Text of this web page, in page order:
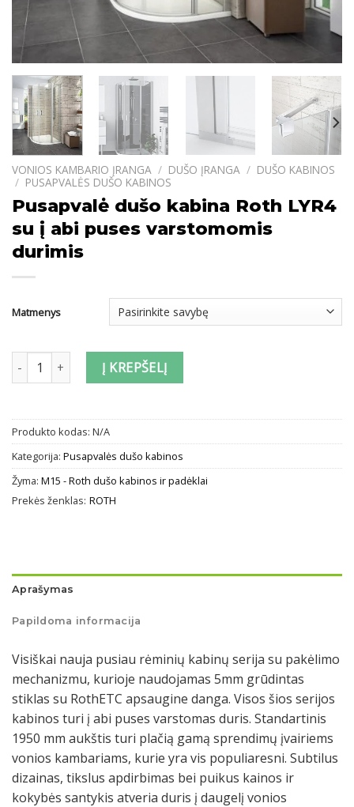
VONIOS KAMBARIO ĮRANGA / DUŠO ĮRANGA / DUŠO KABINOS
/ PUSAPVALĖS DUŠO KABINOS
Pusapvalė dušo kabina Roth LYR4
su į abi puses varstomomis
durimis
Matmenys
produkto kiekis: Pusapvalė dušo kabina Roth LYR4 su į abi
Į KREPŠELĮ
Produkto kodas: N/A
Kategorija: Pusapvalės dušo kabinos
Žyma: M15 - Roth dušo kabinos ir padėklai
Prekės ženklas: ROTH
Aprašymas
Papildoma informacija
Visiškai nauja pusiau rėminių kabinų serija su pakėlimo
mechanizmu, kurioje naudojamas 5mm grūdintas
stiklas su RothETC apsaugine danga. Visos šios serijos
kabinos turi į abi puses varstomas duris. Standartinis
1950 mm aukštis turi plačią gamą sprendimų įvairiems
vonios kambariams, kurie yra vis populiaresni. Subtilus
dizainas, tikslus apdirbimas bei puikus kainos ir
kokybės santykis atveria duris į daugelį vonios